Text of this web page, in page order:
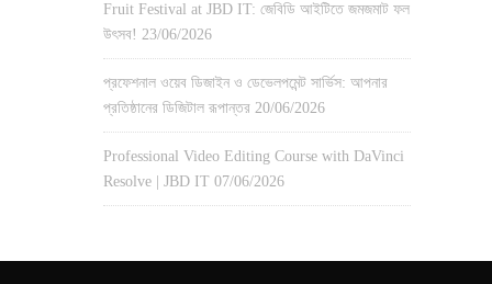
Fruit Festival at JBD IT: জেবিডি আইটিতে জমজমাট ফল
উৎসব! 23/06/2026
প্রফেশনাল ওয়েব ডিজাইন ও ডেভেলপমেন্ট সার্ভিস: আপনার
প্রতিষ্ঠানের ডিজিটাল রূপান্তর 20/06/2026
Professional Video Editing Course with DaVinci
Resolve | JBD IT 07/06/2026